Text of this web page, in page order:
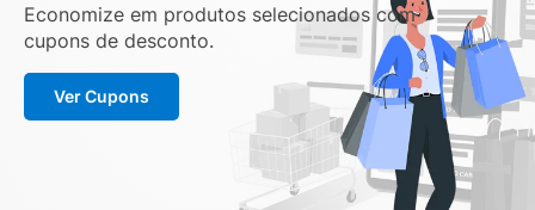
Economize em produtos selecionados com
cupons de desconto.
Ver Cupons